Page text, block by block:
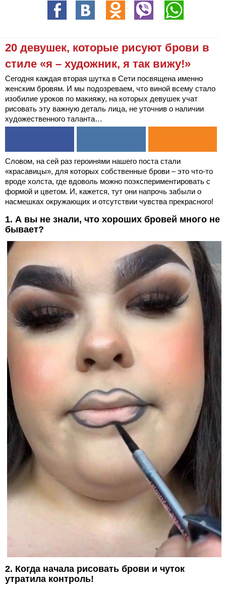
20 девушек, которые рисуют брови в
стиле «я – художник, я так вижу!»
Сегодня каждая вторая шутка в Сети посвящена именно
женским бровям. И мы подозреваем, что виной всему стало
изобилие уроков по макияжу, на которых девушек учат
рисовать эту важную деталь лица, не уточнив о наличии
художественного таланта…
Словом, на сей раз героинями нашего поста стали
«красавицы», для которых собственные брови – это что-то
вроде холста, где вдоволь можно поэкспериментировать с
формой и цветом. И, кажется, тут они напрочь забыли о
насмешках окружающих и отсутствии чувства прекрасного!
1. А вы не знали, что хороших бровей много не
бывает?
2. Когда начала рисовать брови и чуток
утратила контроль!